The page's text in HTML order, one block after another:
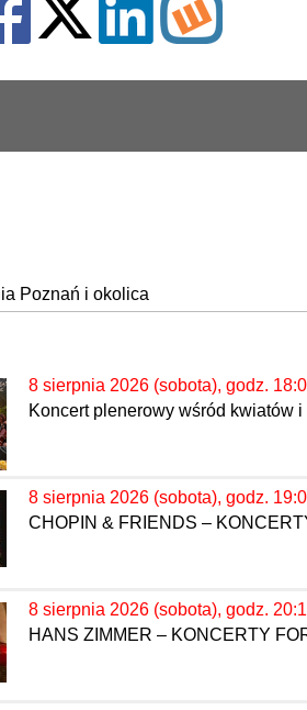
Poznań i okolica
8 sierpnia 2026 (sobota), godz.
Koncert plenerowy wśród kwiatów
8 sierpnia 2026 (sobota), godz.
CHOPIN & FRIENDS –
8 sierpnia 2026 (sobota), godz.
HANS ZIMMER – KONCERTY